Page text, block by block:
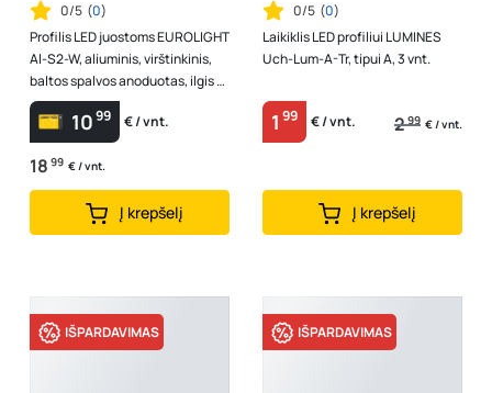
0/5 (0)
Profilis LED juostoms EUROLIGHT
Al-S2-W, aliuminis, virštinkinis,
baltos spalvos anoduotas, ilgis 2
m, komplekte matinis...
1099 € / vnt.
18 99 € / vnt.
Į krepšelį
0/5 (0)
Laikiklis LED profiliui LUMINES
Uch-Lum-A-Tr, tipui A, 3 vnt.
1 99 € / vnt. 299 € / vnt.
Į krepšelį
IŠPARDAVIMAS IŠPARDAVIMAS